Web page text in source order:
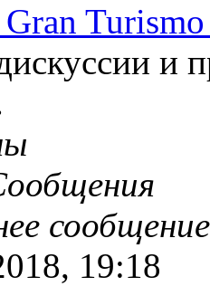
и
сообщение
19:18